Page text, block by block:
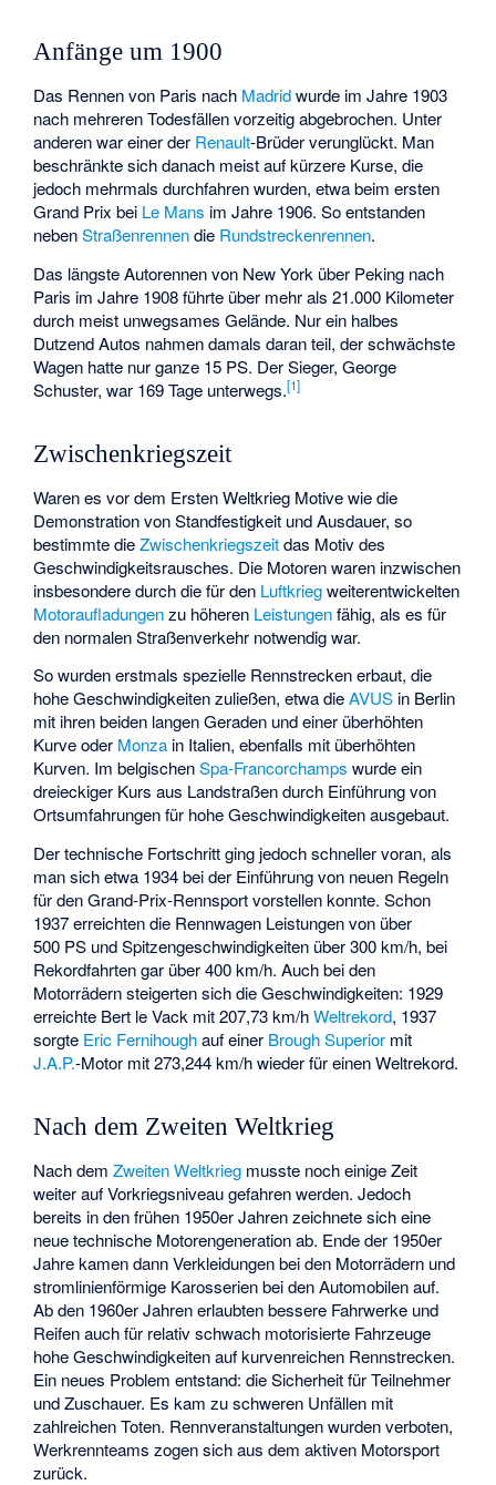
Anfänge um 1900
Das Rennen von Paris nach Madridwurde im Jahre 1903
nach mehreren Todesfällen vorzeitig abgebrochen. Unter
anderen war einer der Renault-Brüder verunglückt. Man
beschränkte sich danach meist auf kürzere Kurse, die
jedoch mehrmals durchfahren wurden, etwa beim ersten
Grand Prix bei Le Mans im Jahre 1906. So entstanden
nebenStraßenrennendie Rundstreckenrennen.
Das längste Autorennenvon New York über Peking nach
Paris im Jahre 1908 führte über mehr als 21.000 Kilometer
durch meist unwegsames Gelände. Nur ein halbes
Dutzend Autos nahmen damals daran teil, der schwächste
Wagen hatte nur ganze 15 PS. Der Sieger, George
Schuster, war 169 Tage unterwegs.[1]
Zwischenkriegszeit
Waren es vor dem Ersten Weltkrieg Motive wie die
Demonstration von Standfestigkeit und Ausdauer, so
bestimmte dieZwischenkriegszeitdas Motiv des
Geschwindigkeitsrausches. Die Motoren waren inzwischen
insbesondere durch die für den Luftkriegweiterentwickelten
Motoraufladungenzu höheren Leistungenfähig, als es für
den normalen Straßenverkehr notwendig war.
So wurden erstmals spezielle Rennstrecken erbaut, die
hohe Geschwindigkeiten zuließen, etwa dieAVUS in Berlin
mit ihren beiden langen Geraden und einer überhöhten
Kurve oder Monza in Italien, ebenfalls mit überhöhten
Kurven. Im belgischenSpa-Francorchamps wurde ein
dreieckiger Kurs aus Landstraßen durch Einführung von
Ortsumfahrungen für hohe Geschwindigkeiten ausgebaut.
Der technische Fortschritt ging jedoch schneller voran, als
man sich etwa 1934 bei der Einführung von neuen Regeln
für den Grand-Prix-Rennsport vorstellen konnte. Schon
1937 erreichten die Rennwagen Leistungen von über
500 PS und Spitzengeschwindigkeiten über 300 km/h, bei
Rekordfahrten gar über 400 km/h. Auch bei den
Motorrädern steigerten sich die Geschwindigkeiten: 1929
erreichte Bert le Vack mit 207,73 km/hWeltrekord, 1937
sorgte Eric Fernihoughauf einer Brough Superior mit
J.A.P.-Motor mit 273,244 km/h wieder für einen Weltrekord.
Nach dem Zweiten Weltkrieg
Nach demZweiten Weltkrieg musste noch einige Zeit
weiter auf Vorkriegsniveau gefahren werden. Jedoch
bereits in den frühen 1950er Jahren zeichnete sich eine
neue technische Motorengeneration ab. Ende der 1950er
Jahre kamen dann Verkleidungen bei den Motorrädern und
stromlinienförmige Karosserien bei den Automobilen auf.
Ab den 1960er Jahren erlaubten bessere Fahrwerke und
Reifen auch für relativ schwach motorisierte Fahrzeuge
hohe Geschwindigkeiten auf kurvenreichen Rennstrecken.
Ein neues Problem entstand: die Sicherheit für Teilnehmer
und Zuschauer. Es kam zu schweren Unfällen mit
zahlreichen Toten. Rennveranstaltungen wurden verboten,
Werkrennteams zogen sich aus dem aktiven Motorsport
zurück.